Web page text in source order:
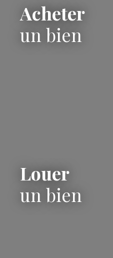
Acheter
un bien
Louer
un bien